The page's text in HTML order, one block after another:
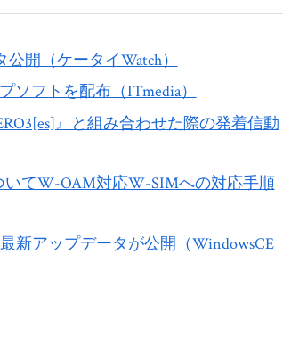
開（ケータイWatch）
ソフトを配布（ITmedia）
』と組み合わせた際の発着信動
いてW-OAM対応W-SIMへの対応手順
新アップデータが公開（WindowsCE